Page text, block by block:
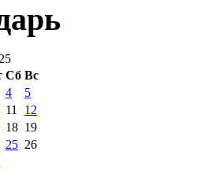
Сб Вс
4
5
11
12
18 19
25 26